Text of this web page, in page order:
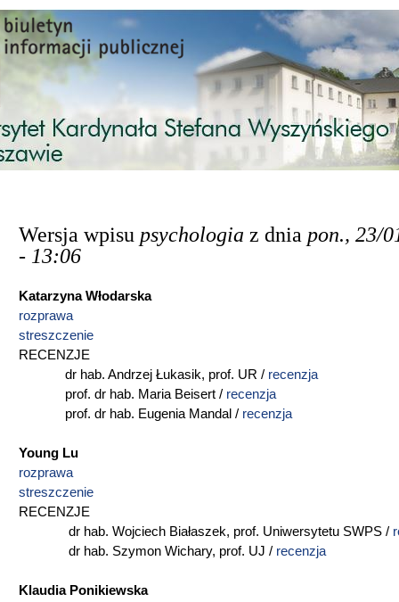
Przejdź do treści
Wersja wpisu psychologia z dnia pon., 23/
- 13:06
Katarzyna Włodarska
rozprawa
streszczenie
RECENZJE
dr hab. Andrzej Łukasik, prof. UR / recenzja
prof. dr hab. Maria Beisert / recenzja
prof. dr hab. Eugenia Mandal / recenzja
Young Lu
rozprawa
streszczenie
RECENZJE
dr hab. Wojciech Białaszek, prof. Uniwersytetu SWPS /
dr hab. Szymon Wichary, prof. UJ / recenzja
Klaudia Ponikiewska